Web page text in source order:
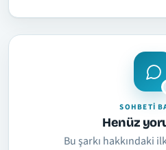
SOHBETI
Henüz
Bu şarkı hakkındaki